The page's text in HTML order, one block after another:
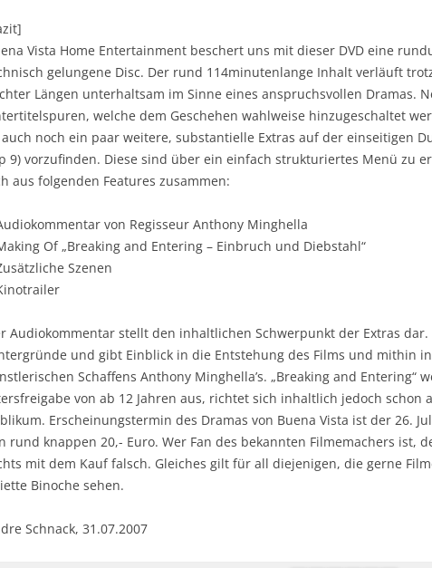
Vista Home Entertainment beschert uns mit dieser DVD eine
gelungene Disc. Der rund 114minutenlange Inhalt verläuft
Längen unterhaltsam im Sinne eines anspruchsvollen Dramas.
welche dem Geschehen wahlweise hinzugeschaltet
noch ein paar weitere, substantielle Extras auf der einseitigen
9) vorzufinden. Diese sind über ein einfach strukturiertes Menü zu
aus folgenden Features zusammen:
von Regisseur Anthony Minghella
Of „Breaking and Entering – Einbruch und Diebstahl“
Szenen
Audiokommentar stellt den inhaltlichen Schwerpunkt der Extras
und gibt Einblick in die Entstehung des Films und mithin
Schaffens Anthony Minghella’s. „Breaking and Entering“
von ab 12 Jahren aus, richtet sich inhaltlich jedoch schon
Erscheinungstermin des Dramas von Buena Vista ist der 26.
rund knappen 20,- Euro. Wer Fan des bekannten Filmemachers ist,
mit dem Kauf falsch. Gleiches gilt für all diejenigen, die gerne
Binoche sehen.
Schnack, 31.07.2007